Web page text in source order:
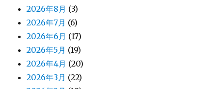
2026年8月 (3)
2026年7月 (6)
2026年6月 (17)
2026年5月 (19)
2026年4月 (20)
2026年3月 (22)